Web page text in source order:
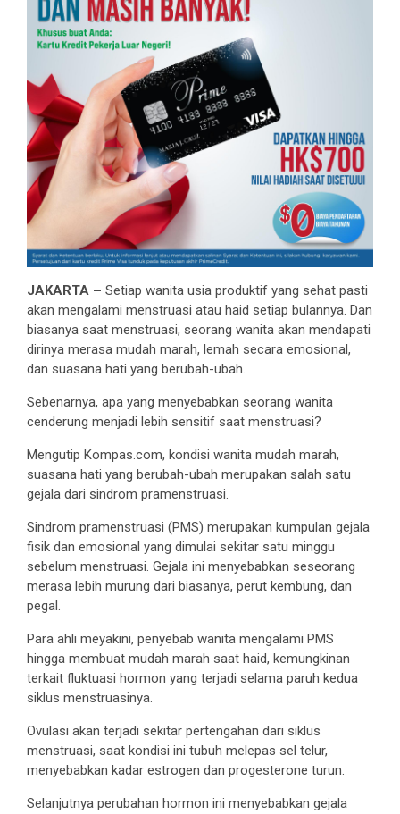
JAKARTA – Setiap wanita usia produktif yang sehat pasti
akan mengalami menstruasi atau haid setiap bulannya. Dan
biasanya saat menstruasi, seorang wanita akan mendapati
dirinya merasa mudah marah, lemah secara emosional,
dan suasana hati yang berubah-ubah.
Sebenarnya, apa yang menyebabkan seorang wanita
cenderung menjadi lebih sensitif saat menstruasi?
Mengutip Kompas.com, kondisi wanita mudah marah,
suasana hati yang berubah-ubah merupakan salah satu
gejala dari sindrom pramenstruasi.
Sindrom pramenstruasi (PMS) merupakan kumpulan gejala
fisik dan emosional yang dimulai sekitar satu minggu
sebelum menstruasi. Gejala ini menyebabkan seseorang
merasa lebih murung dari biasanya, perut kembung, dan
pegal.
Para ahli meyakini, penyebab wanita mengalami PMS
hingga membuat mudah marah saat haid, kemungkinan
terkait fluktuasi hormon yang terjadi selama paruh kedua
siklus menstruasinya.
Ovulasi akan terjadi sekitar pertengahan dari siklus
menstruasi, saat kondisi ini tubuh melepas sel telur,
menyebabkan kadar estrogen dan progesterone turun.
Selanjutnya perubahan hormon ini menyebabkan gejala